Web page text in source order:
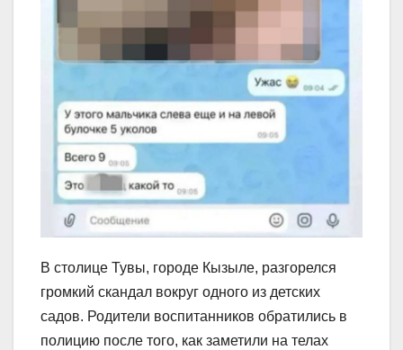
В столице Тувы, городе Кызыле, разгорелся
громкий скандал вокруг одного из детских
садов. Родители воспитанников обратились в
полицию после того, как заметили на телах